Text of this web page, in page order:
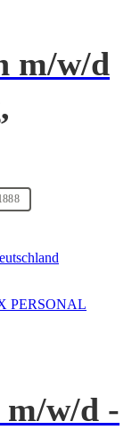
m/w/d
w/d -